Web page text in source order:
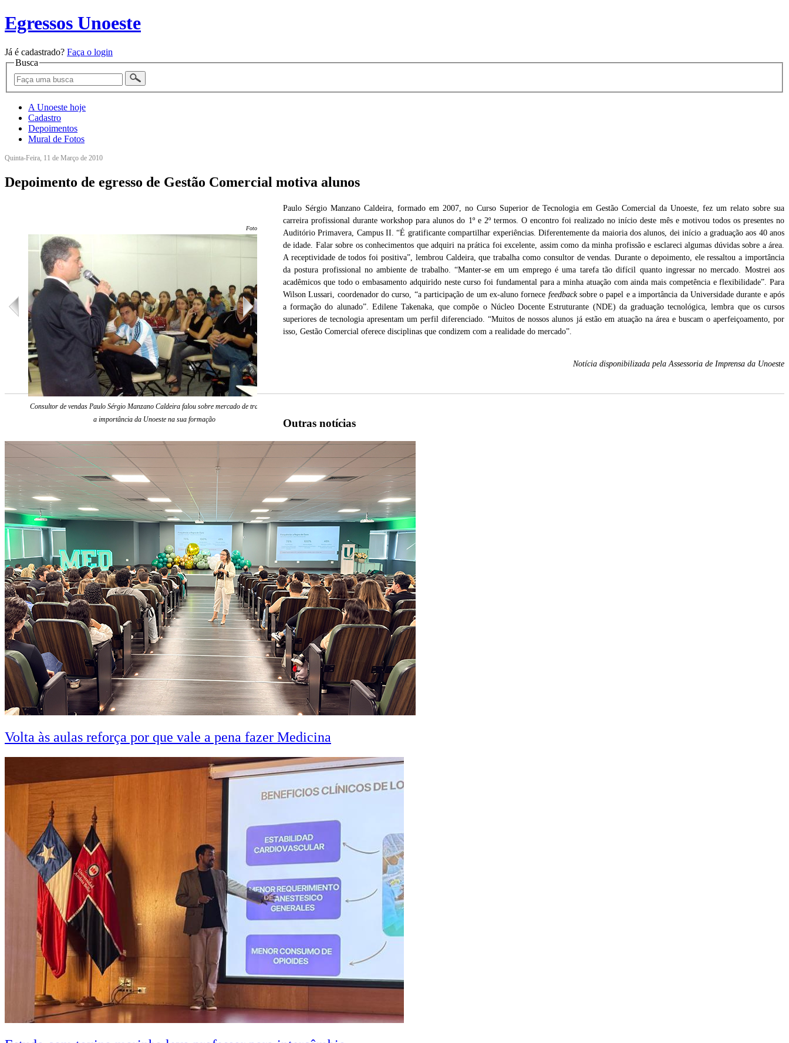
Egressos Unoeste
Já é cadastrado? Faça o login
Busca
A Unoeste hoje
Cadastro
Depoimentos
Mural de Fotos
Quinta-Feira, 11 de Março de 2010
Depoimento de egresso de Gestão Comercial motiva alunos
Foto: Cedida
Consultor de vendas Paulo Sérgio Manzano Caldeira falou sobre mercado de trabalho e
a importância da Unoeste na sua formação
Paulo Sérgio Manzano Caldeira, formado em 2007, no Curso Superior de Tecnologia em Gestão Comercial da Unoeste, fez um relato sobre sua
carreira profissional durante workshop para alunos do 1º e 2º termos. O encontro foi realizado no início deste mês e motivou todos os presentes no
Auditório Primavera, Campus II. “É gratificante compartilhar experiências. Diferentemente da maioria dos alunos, dei início a graduação aos 40 anos
de idade. Falar sobre os conhecimentos que adquiri na prática foi excelente, assim como da minha profissão e esclareci algumas dúvidas sobre a área.
A receptividade de todos foi positiva”, lembrou Caldeira, que trabalha como consultor de vendas. Durante o depoimento, ele ressaltou a importância
da postura profissional no ambiente de trabalho. “Manter-se em um emprego é uma tarefa tão difícil quanto ingressar no mercado. Mostrei aos
acadêmicos que todo o embasamento adquirido neste curso foi fundamental para a minha atuação com ainda mais competência e flexibilidade”. Para
Wilson Lussari, coordenador do curso, “a participação de um ex-aluno fornece feedbacksobre o papel e a importância da Universidade durante e após
a formação do alunado”. Edilene Takenaka, que compõe o Núcleo Docente Estruturante (NDE) da graduação tecnológica, lembra que os cursos
superiores de tecnologia apresentam um perfil diferenciado. “Muitos de nossos alunos já estão em atuação na área e buscam o aperfeiçoamento, por
isso, Gestão Comercial oferece disciplinas que condizem com a realidade do mercado”.
Notícia disponibilizada pela Assessoria de Imprensa da Unoeste
Outras notícias
Volta às aulas reforça por que vale a pena fazer Medicina